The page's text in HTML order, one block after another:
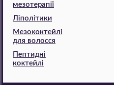
мезотерапії
Ліполітики
Мезококтейлі
для волосся
Пептидні
коктейлі